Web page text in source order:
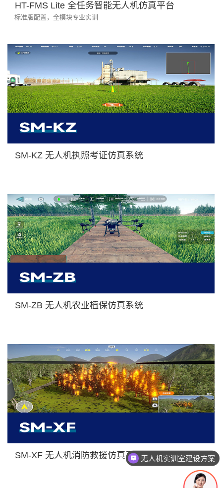
HT-FMS Lite 全任务智能无人机仿真平台
标准版配置，全模块专业实训
SM-KZ 无人机执照考证仿真系统
SM-ZB 无人机农业植保仿真系统
SM-XF 无人机消防救援仿真系统无人机实训室建设方案